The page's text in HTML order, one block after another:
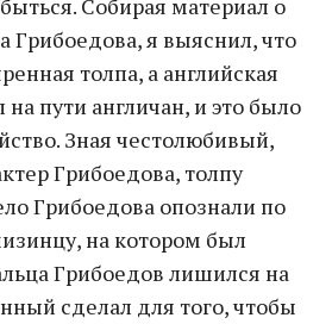
Собирая материал о
Грибоедова, я выяснил, что
толпа, а английская
на пути англичан, и это было
Зная честолюбивый,
Грибоедова, толпу
Грибоедова опознали по
на котором был
Грибоедов лишился на
сделал для того, чтобы